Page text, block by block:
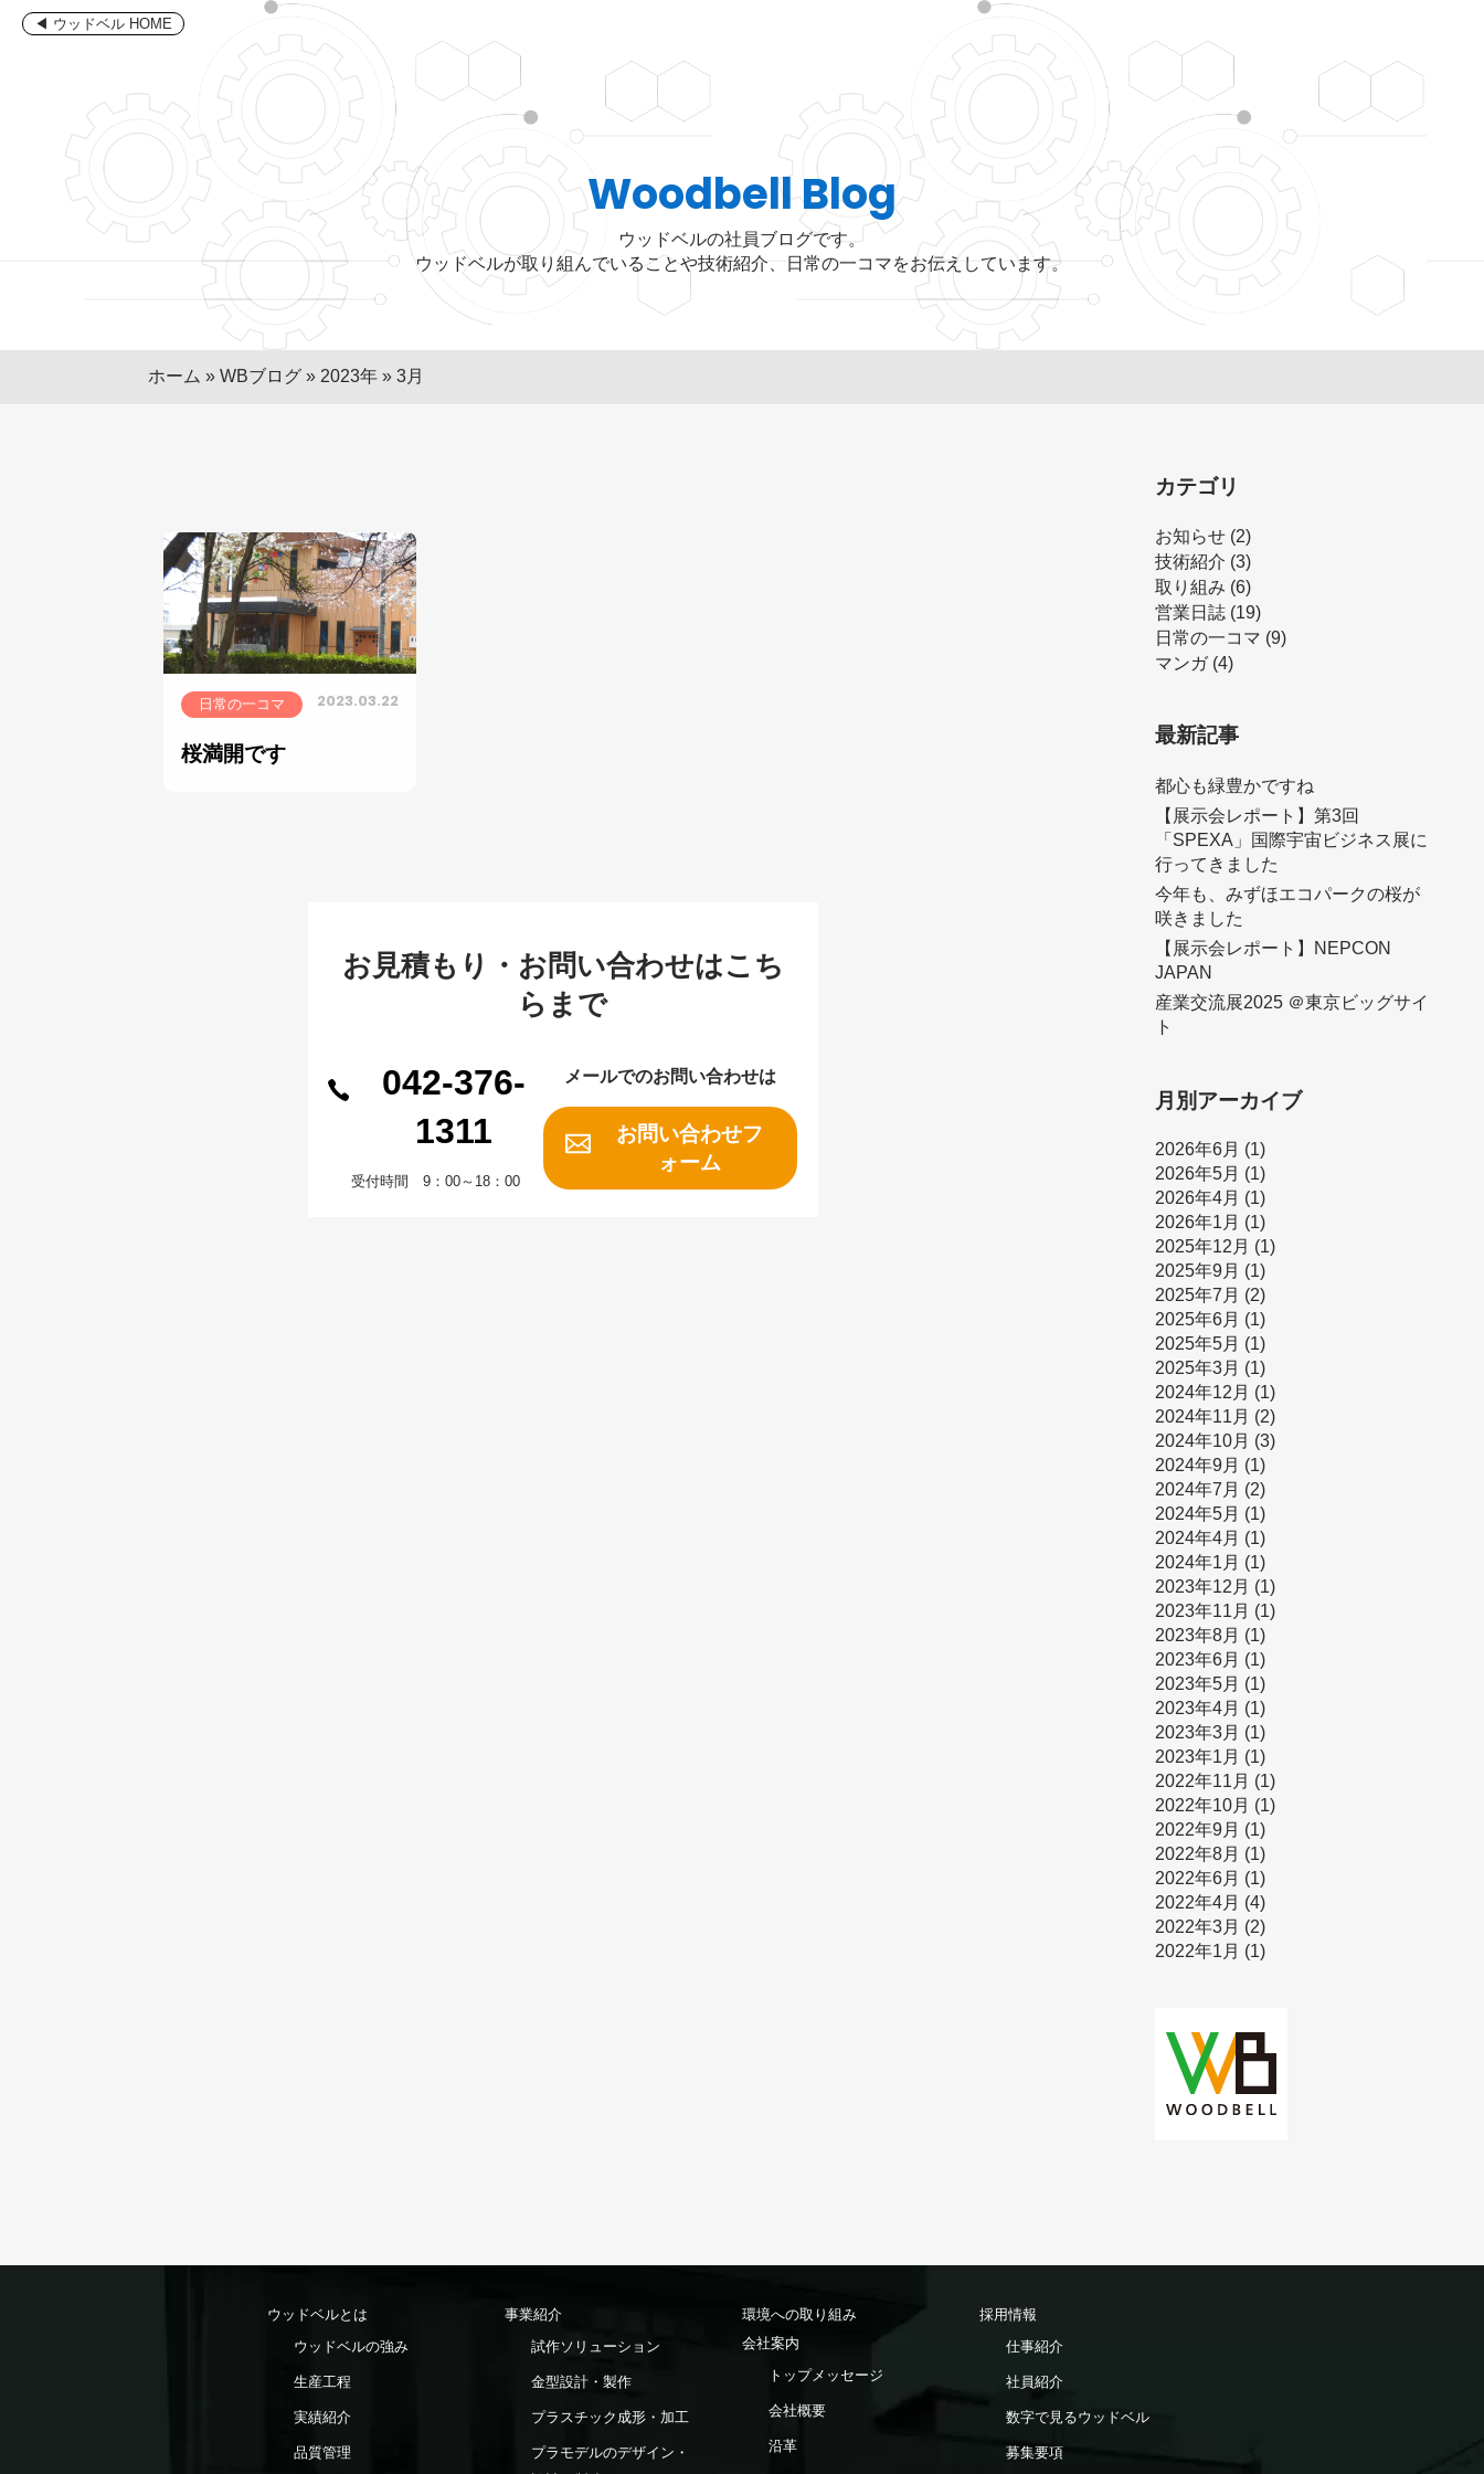
◀ ウッドベル HOME
Woodbell Blog
ウッドベルの社員ブログです。
ウッドベルが取り組んでいることや技術紹介、日常の一コマをお伝えしています。
ホーム» WBブログ» 2023年» 3月
日常の一コマ 2023.03.22
桜満開です
お見積もり・お問い合わせはこち
らまで
042-376-
1311
受付時間 9：00～18：00
メールでのお問い合わせは
お問い合わせフ
ォーム
カテゴリ
お知らせ (2)
技術紹介 (3)
取り組み (6)
営業日誌 (19)
日常の一コマ (9)
マンガ(4)
最新記事
都心も緑豊かですね
【展示会レポート】第3回
「SPEXA」国際宇宙ビジネス展に
行ってきました
今年も、みずほエコパークの桜が
咲きました
【展示会レポート】NEPCON
JAPAN
産業交流展2025 ＠東京ビッグサイ
ト
月別アーカイブ
2026年6月 (1)
2026年5月 (1)
2026年4月 (1)
2026年1月 (1)
2025年12月 (1)
2025年9月 (1)
2025年7月 (2)
2025年6月 (1)
2025年5月 (1)
2025年3月 (1)
2024年12月 (1)
2024年11月 (2)
2024年10月 (3)
2024年9月 (1)
2024年7月 (2)
2024年5月 (1)
2024年4月 (1)
2024年1月 (1)
2023年12月 (1)
2023年11月 (1)
2023年8月 (1)
2023年6月 (1)
2023年5月 (1)
2023年4月 (1)
2023年3月 (1)
2023年1月 (1)
2022年11月 (1)
2022年10月 (1)
2022年9月 (1)
2022年8月 (1)
2022年6月 (1)
2022年4月 (4)
2022年3月 (2)
2022年1月 (1)
ウッドベルとは
ウッドベルの強み
生産工程
実績紹介
品質管理
事業紹介
試作ソリューション
金型設計・製作
プラスチック成形・加工
プラモデルのデザイン・
環境への取り組み
会社案内
トップメッセージ
会社概要
沿革
採用情報
仕事紹介
社員紹介
数字で見るウッドベル
募集要項